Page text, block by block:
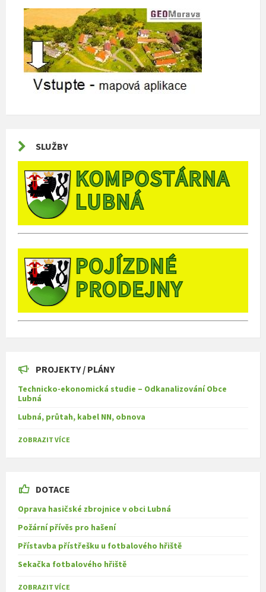
SLUŽBY
PROJEKTY / PLÁNY
Technicko-ekonomická studie – Odkanalizování Obce
Lubná
Lubná, průtah, kabel NN, obnova
ZOBRAZIT VÍCE
DOTACE
Oprava hasičské zbrojnice v obci Lubná
Požární přívěs pro hašení
Přístavba přístřešku u fotbalového hřiště
Sekačka fotbalového hřiště
ZOBRAZIT VÍCE